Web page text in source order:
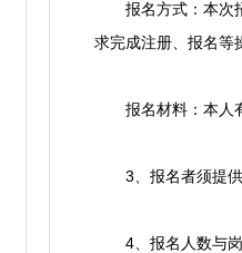
报名方式：本次招
求完成注册、报名等
报名材料：本人有
3、报名者须提供
4、报名人数与岗